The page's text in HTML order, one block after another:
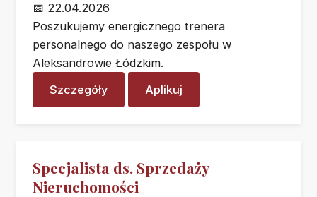
📅 22.04.2026
Poszukujemy energicznego trenera
personalnego do naszego zespołu w
Aleksandrowie Łódzkim.
Szczegóły
Aplikuj
Specjalista ds. Sprzedaży
Nieruchomości